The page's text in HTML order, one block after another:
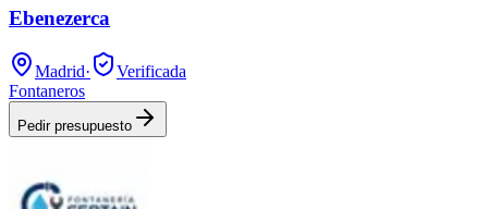
Ebenezerca
Madrid·
Verificada
Fontaneros
Pedir presupuesto